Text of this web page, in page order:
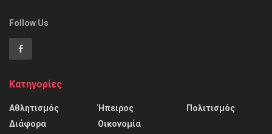
Follow Us
Κατηγορίες
Αθλητισμός
Διάφορα
Ήπειρος
Οικονομία
Πολιτισμός